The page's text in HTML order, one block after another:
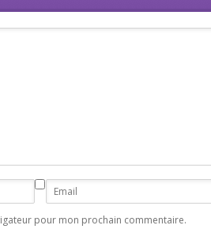
pour mon prochain commentaire.